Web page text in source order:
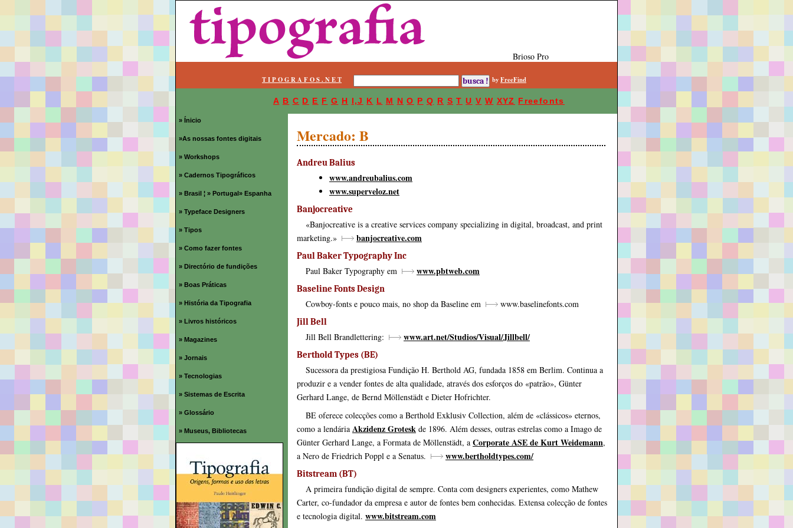
Brioso Pro
T I P O G R A F O S . N E T byFreeFind
A B C D E F G H I,J K L M N O P Q R S T U V W XYZ Freefonts
» Ínicio
»As nossas fontes digitais
» Workshops
» Cadernos Tipográficos
» Brasil ¦ » Portugal» Espanha
» Typeface Designers
» Tipos
» Como fazer fontes
» Directório de fundições
» Boas Práticas
» História da Tipografia
» Livros históricos
» Magazines
» Jornais
» Tecnologias
» Sistemas de Escrita
» Glossário
» Museus, Bibliotecas
Mercado: B
Andreu Balius
www.andreubalius.com
www.superveloz.net
Banjocreative
«Banjocreative is a creative services company specializing in digital, broadcast, and print
marketing.»
banjocreative.com
Paul Baker Typography Inc
Paul Baker Typography em www.pbtweb.com
Baseline Fonts Design
Cowboy-fonts e pouco mais, no shop da Baseline em www.baselinefonts.com
Jill Bell
Jill Bell Brandlettering: www.art.net/Studios/Visual/Jillbell/
Berthold Types (BE)
Sucessora da prestigiosa Fundição H. Berthold AG, fundada 1858 em Berlim. Continua a
produzir e a vender fontes de alta qualidade, através dos esforços do «patrão», Günter
Gerhard Lange, de Bernd Möllenstädt e Dieter Hofrichter.
BE oferece colecções como a Berthold Exklusiv Collection, além de «clássicos» eternos,
como a lendária Akzidenz Grotesk de 1896. Além desses, outras estrelas como a Imago de
Günter Gerhard Lange, a Formata de Möllenstädt, a Corporate ASE de Kurt Weidemann,
a Nero de Friedrich Poppl e a Senatus.
www.bertholdtypes.com/
Bitstream (BT)
A primeira fundição digital de sempre. Conta com designers experientes, como Mathew
Carter, co-fundador da empresa e autor de fontes bem conhecidas. Extensa colecção de fontes
e tecnologia digital. www.bitstream.com